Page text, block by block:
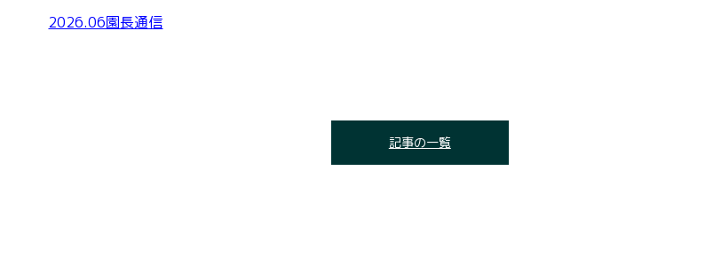
2026.06園長通信
記事の一覧